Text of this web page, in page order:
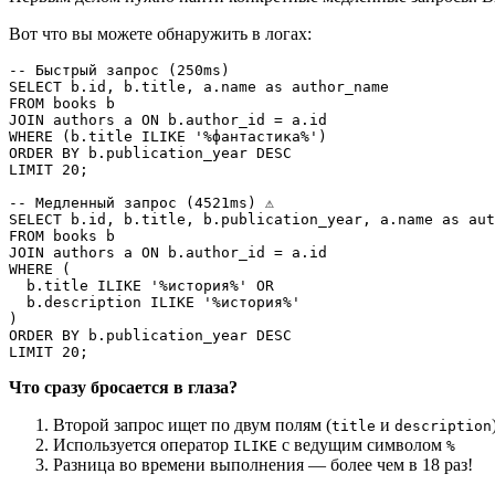
Вот что вы можете обнаружить в логах:
-- Быстрый запрос (250ms)
SELECT b.id, b.title, a.name as author_name
FROM books b
JOIN authors a ON b.author_id = a.id
WHERE (b.title ILIKE '%фантастика%')
ORDER BY b.publication_year DESC
LIMIT 20;
-- Медленный запрос (4521ms) ⚠️
SELECT b.id, b.title, b.publication_year, a.name as
FROM books b
JOIN authors a ON b.author_id = a.id
WHERE (
  b.title ILIKE '%история%' OR
  b.description ILIKE '%история%'
)
ORDER BY b.publication_year DESC
Что сразу бросается в глаза?
Второй запрос ищет по двум полям (title и description
Используется оператор ILIKE с ведущим символом %
Разница во времени выполнения — более чем в 18 раз!